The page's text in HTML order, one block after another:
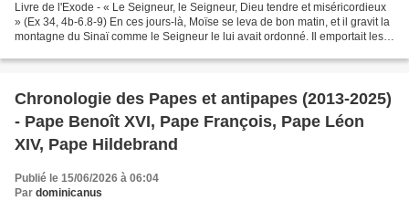
Livre de l'Exode - « Le Seigneur, le Seigneur, Dieu tendre et miséricordieux
» (Ex 34, 4b-6.8-9) En ces jours-là, Moïse se leva de bon matin, et il gravit la
montagne du Sinaï comme le Seigneur le lui avait ordonné. Il emportait les
Chronologie des Papes et antipapes (2013-2025)
- Pape Benoît XVI, Pape François, Pape Léon
XIV, Pape Hildebrand
Publié le 15/06/2026 à 06:04
Par dominicanus